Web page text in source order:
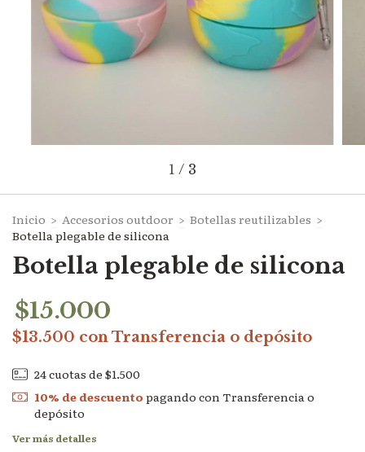
1 / 3
Inicio > Accesorios outdoor > Botellas reutilizables >
Botella plegable de silicona
Botella plegable de silicona
$15.000
$13.500 conTransferencia o depósito
24cuotas de $1.500
10% de descuento pagando con Transferencia o
depósito
Ver más detalles